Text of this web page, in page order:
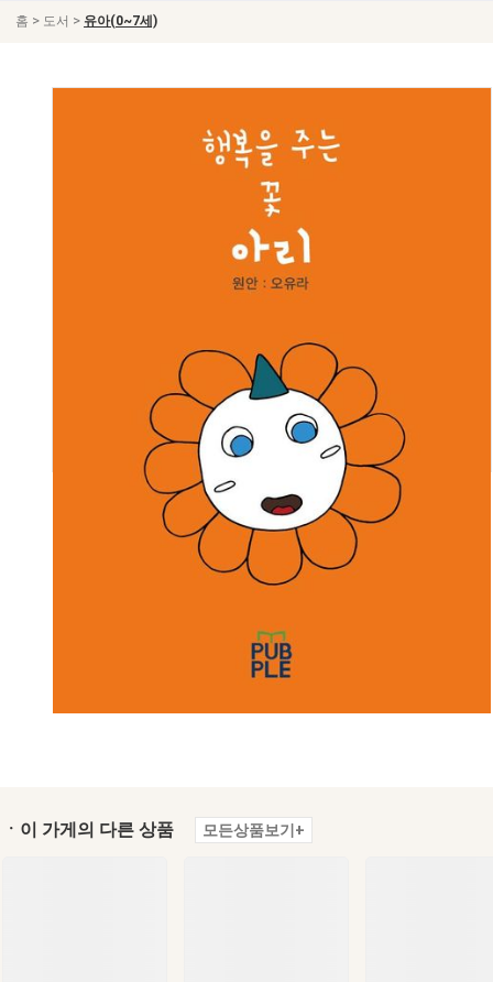
홈 > 도서 > 유아(0~7세)
ㆍ이 가게의 다른 상품 모든상품보기+